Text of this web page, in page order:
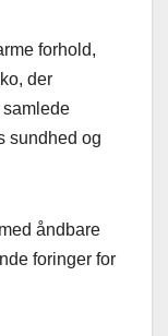
forhold,
der
samlede
sundhed og
åndbare
foringer for